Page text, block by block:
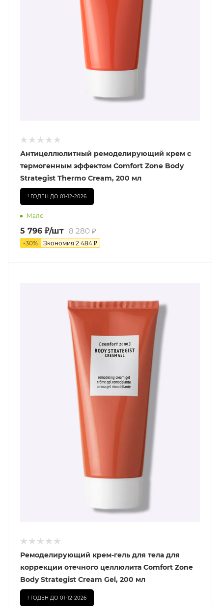
Антицеллюлитный ремоделирующий крем с
термогенным эффектом Comfort Zone Body
Strategist Thermo Cream, 200 мл
! ГОДЕН ДО 01-12-2026
Мало
5 796 ₽/шт 8 280 ₽
-30% Экономия 2 484 ₽
Ремоделирующий крем-гель для тела для
коррекции отечного целлюлита Comfort Zone
Body Strategist Cream Gel, 200 мл
! ГОДЕН ДО 01-12-2026